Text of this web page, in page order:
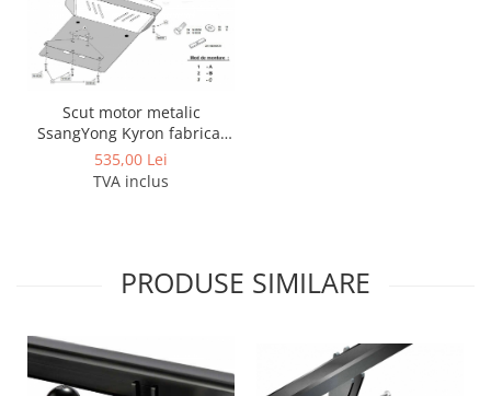
Scut motor metalic
SsangYong Kyron fabricat
dupa 2005
535,00 Lei
TVA inclus
PRODUSE SIMILARE